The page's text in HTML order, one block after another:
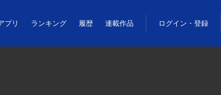
プリ ランキング 履歴 連載作品 ログイン・登録